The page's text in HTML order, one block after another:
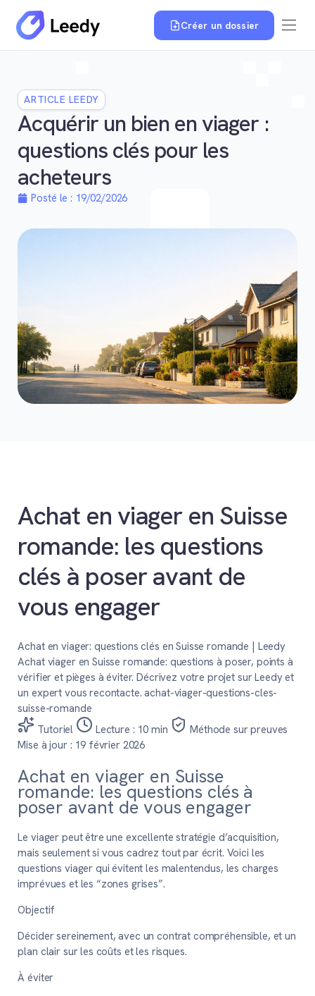
Créer un dossier
ARTICLE LEEDY
Acquérir un bien en viager :
questions clés pour les
acheteurs
Posté le : 19/02/2026
Achat en viager en Suisse
romande: les questions
clés à poser avant de
vous engager
Achat en viager: questions clés en Suisse romande | Leedy
Achat viager en Suisse romande: questions à poser, points à
vérifier et pièges à éviter. Décrivez votre projet sur Leedy et
un expert vous recontacte.achat-viager-questions-cles-
suisse-romande
Tutoriel
Lecture : 10 min
Méthode sur preuves
Mise à jour : 19 février 2026
Achat en viager en Suisse
romande: les questions clés à
poser avant de vous engager
Le viager peut être une excellente stratégie d’acquisition,
mais seulement si vous cadrez tout par écrit. Voici les
questions viager qui évitent les malentendus, les charges
imprévues et les “zones grises”.
Objectif
Décider sereinement, avec un contrat compréhensible, et un
plan clair sur les coûts et les risques.
À éviter